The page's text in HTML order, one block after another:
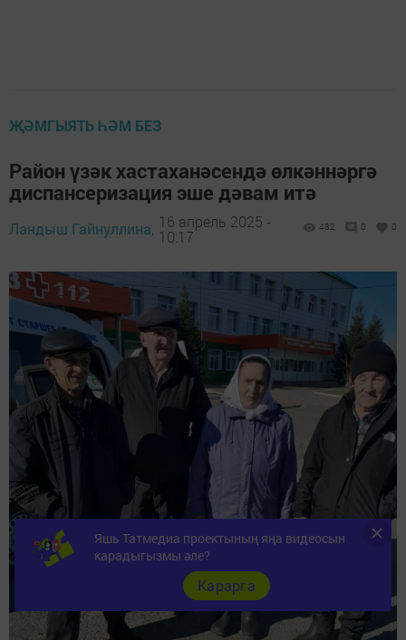
ҖӘМГЫЯТЬ ҺӘМ БЕЗ
Район үзәк хастаханәсендә өлкәннәргә
диспансеризация эше дәвам итә
Ландыш Гайнуллина, 16 апрель 2025 -
10:17
482 0 0
Яшь Татмедиа проектының яңа видеосын
карадыгызмы әле?
Карарга